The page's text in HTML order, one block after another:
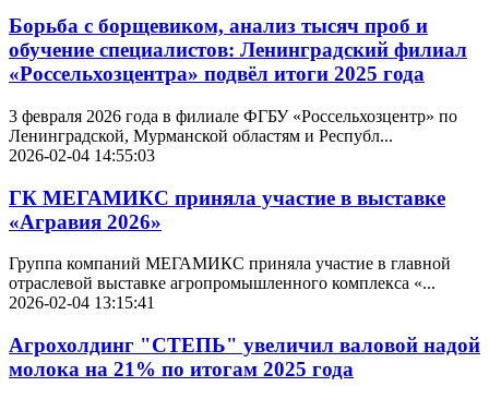
Борьба с борщевиком, анализ тысяч проб и
обучение специалистов: Ленинградский филиал
«Россельхозцентра» подвёл итоги 2025 года
3 февраля 2026 года в филиале ФГБУ «Россельхозцентр» по
Ленинградской, Мурманской областям и Республ...
2026-02-04 14:55:03
ГК МЕГАМИКС приняла участие в выставке
«Агравия 2026»
Группа компаний МЕГАМИКС приняла участие в главной
отраслевой выставке агропромышленного комплекса «...
2026-02-04 13:15:41
Агрохолдинг "СТЕПЬ" увеличил валовой надой
молока на 21% по итогам 2025 года